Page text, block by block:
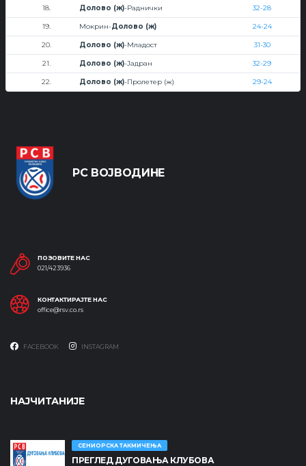
18. Долово (ж)-Раднички 32-28
19. Мокрин-Долово (ж) 24-24
20. Долово (ж)-Младост 31-30
21. Долово (ж)-Јадран 32-29
22. Долово (ж)-Пролетер (ж) 29-24
РС ВОЈВОДИНЕ
ПОЗОВИТЕ НАС
021/423936
КОНТАКТИРАЈТЕ НАС
office@rsv.co.rs
FACEBOOK INSTAGRAM
НАЈЧИТАНИЈЕ
СЕНИОРСКА ТАКМИЧЕЊА
ПРЕГЛЕД ДУГОВАЊА КЛУБОВА